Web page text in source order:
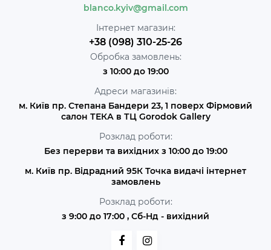
blanco.kyiv@gmail.com
Інтернет магазин:
+38 (098) 310-25-26
Обробка замовлень:
з 10:00 до 19:00
Адреси магазинів:
м. Київ пр. Степана Бандери 23, 1 поверх Фірмовий
салон ТЕКА в ТЦ Gorodok Gallery
Розклад роботи:
Без перерви та вихідних з 10:00 до 19:00
м. Київ пр. Відрадний 95К Точка видачі інтернет
замовлень
Розклад роботи:
з 9:00 до 17:00 , Сб-Нд - вихідний